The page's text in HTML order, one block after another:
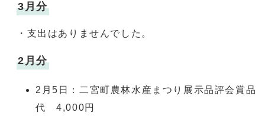
3月分
・支出はありませんでした。
2月分
2月5日：二宮町農林水産まつり展示品評会賞品
代 4,000円